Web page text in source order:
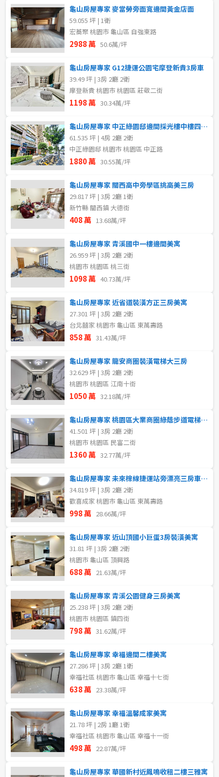
龜山房屋專家 麥當勞旁面寬邊間黃金店面
59.055 坪 | 1衛
宏蕎聚 桃園市 龜山區 自強東路
2988 萬 50.6萬/坪
龜山房屋專家 G12捷運公園宅摩登新貴3房車
39.49 坪 | 3房 2廳 2衛
摩登新貴 桃園市 桃園區 莊敬二街
1198 萬 30.34萬/坪
龜山房屋專家 中正綠園邸邊間採光樓中樓四房車
61.535 坪 | 4房 2廳 2衛
中正綠園邸 桃園市 桃園區 中正路
1880 萬 30.55萬/坪
龜山房屋專家 關西高中旁學區挑高美三房
29.817 坪 | 3房 2廳 1衛
新竹縣 關西鎮 大德街
408 萬 13.68萬/坪
龜山房屋專家 青溪國中一樓邊間美寓
26.959 坪 | 3房 2廳 2衛
桃園市 桃園區 桃三街
1098 萬 40.73萬/坪
龜山房屋專家 近省道裝潢方正三房美寓
27.301 坪 | 3房 2廳 2衛
台北囍家 桃園市 龜山區 東萬壽路
858 萬 31.43萬/坪
龜山房屋專家 龍安商圈裝潢電梯大三房
32.629 坪 | 3房 2廳 2衛
桃園市 桃園區 江南十街
1050 萬 32.18萬/坪
龜山房屋專家 桃園區大業商圈綠蔭步道電梯三房
41.501 坪 | 3房 2廳 2衛
桃園市 桃園區 民富二街
1360 萬 32.77萬/坪
龜山房屋專家 未來棕線捷運站旁漂亮三房車美寓
34.819 坪 | 3房 2廳 2衛
歡喜成家 桃園市 龜山區 東萬壽路
998 萬 28.66萬/坪
龜山房屋專家 近山頂國小巨蛋3房裝潢美寓
31.81 坪 | 3房 2廳 2衛
桃園市 龜山區 頂興路
688 萬 21.63萬/坪
龜山房屋專家 青溪公園健身三房美寓
25.238 坪 | 3房 2廳 2衛
桃園市 桃園區 鎮四街
798 萬 31.62萬/坪
龜山房屋專家 幸福邊間二樓美寓
27.286 坪 | 3房 2廳 1衛
幸福社區 桃園市 龜山區 幸福十七街
638 萬 23.38萬/坪
龜山房屋專家 幸福溫馨成家美寓
21.78 坪 | 2房 1廳 1衛
幸福社區 桃園市 龜山區 幸福十一街
498 萬 22.87萬/坪
龜山房屋專家 華國新村近鳳鳴收租二樓三雅寓